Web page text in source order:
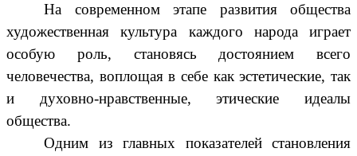
На современном этапе развития общества
художественная культура каждого народа играет
особую роль, становясь достоянием всего
человечества, воплощая в себе как эстетические, так
и духовно-нравственные, этические идеалы
общества.
Одним из главных показателей становления